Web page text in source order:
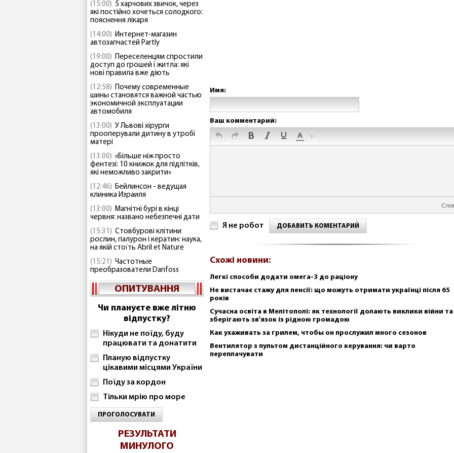
(15:00) 5 харчових звичок, через
які постійно хочеться солодкого:
пояснення лікаря
(14:00) Интернет-магазин
автозапчастей Partly
(19:00) Переселенцям спростили
доступ до грошей і житла: які
нові правила вже діють
(12:58) Почему современные
шины становятся важной частью
экономичной эксплуатации
автомобиля
(13:00) У Львові хірурги
прооперували дитину в утробі
матері
(13:00) «Більше ніж просто
фентезі: 10 книжок для підлітків,
які неможливо закрити»
(12:46) Бейлинсон - ведущая
клиника Израиля
(13:00) Магнітні бурі в кінці
червня: названо небезпечні дати
(15:31) Стовбурові клітини
рослин, гіалурон і кератин: наука,
на якій стоїть Abril et Nature
(15:21) Частотные
преобразователи Danfoss
ОПИТУВАННЯ
Чи плануєте вже літню
відпустку?
Нікуди не поїду, буду
працювати та донатити
Планую відпустку
цікавими місцями України
Поїду за кордон
Тільки мрію про море
ПРОГОЛОСУВАТИ
РЕЗУЛЬТАТИ
МИНУЛОГО
Имя:
Ваш комментарий:
Я не робот ДОБАВИТЬ КОМЕНТАРИЙ
Схожі новини:
Легкі способи додати омега-3 до раціону
Не вистачає стажу для пенсії: що можуть отримати українці після 65
років
Сучасна освіта в Мелітополі: як технології долають виклики війни та
зберігають зв'язок із рідною громадою
Как ухаживать за грилем, чтобы он прослужил много сезонов
Вентилятор з пультом дистанційного керування: чи варто
переплачувати